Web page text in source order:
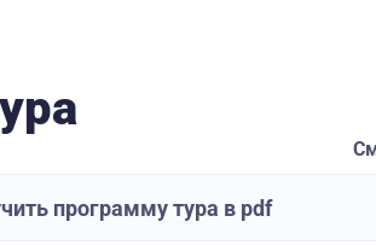
программу тура в pdf